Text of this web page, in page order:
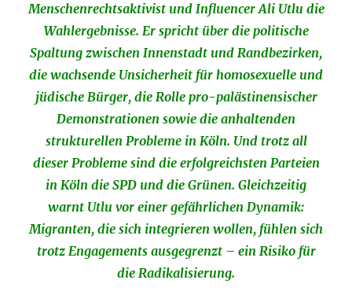
Menschenrechtsaktivist und Influencer Ali Utlu die
Wahlergebnisse. Er spricht über die politische
Spaltung zwischen Innenstadt und Randbezirken,
die wachsende Unsicherheit für homosexuelle und
jüdische Bürger, die Rolle pro-palästinensischer
Demonstrationen sowie die anhaltenden
strukturellen Probleme in Köln. Und trotz all
dieser Probleme sind die erfolgreichsten Parteien
in Köln die SPD und die Grünen. Gleichzeitig
warnt Utlu vor einer gefährlichen Dynamik:
Migranten, die sich integrieren wollen, fühlen sich
trotz Engagements ausgegrenzt – ein Risiko für
die Radikalisierung.